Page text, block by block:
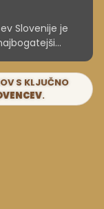
Slovenije je
S KLJUČNO
.